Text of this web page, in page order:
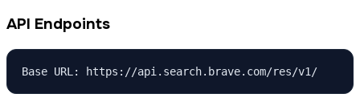
API Endpoints
Base URL: https://api.search.brave.com/res/v1/